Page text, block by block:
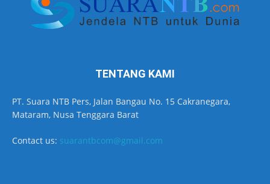
TENTANG KAMI
PT. Suara NTB Pers, Jalan Bangau No. 15 Cakranegara,
Mataram, Nusa Tenggara Barat
Contact us: suarantbcom@gmail.com